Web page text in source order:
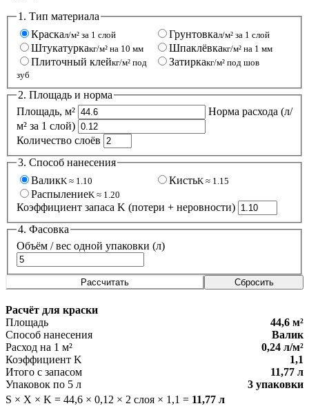
1. Тип материала
Краскал/м² за 1 слой Грунтовкал/м² за 1 слой
Штукатуркакг/м² на 10 мм Шпаклёвкакг/м² на 1 мм
Плиточный клейкг/м² под
зуб
Затиркакг/м² под шов
2. Площадь и норма
Площадь, м²
Норма расхода (л/
м² за 1 слой)
Количество слоёв
3. Способ нанесения
ВаликK ≈ 1.10 КистьK ≈ 1.15
РаспылениеK ≈ 1.20
Коэффициент запаса K (потери + неровности)
4. Фасовка
Объём / вес одной упаковки (л)
Рассчитать Сбросить
Расчёт для краски
Площадь
44,6 м²
Способ нанесения
Валик
Расход на 1 м²
0,24 л/м²
Коэффициент K
1,1
Итого с запасом
11,77 л
Упаковок по 5 л
3 упаковки
S × X × K = 44,6 × 0,12 × 2 слоя × 1,1 = 11,77 л